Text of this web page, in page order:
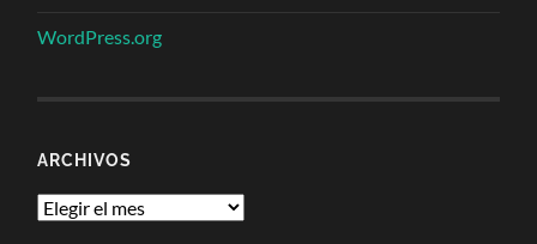
WordPress.org
ARCHIVOS
Archivos